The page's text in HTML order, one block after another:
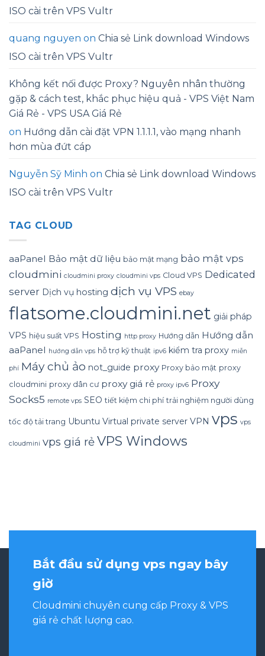
ISO cài trên VPS Vultr
quang nguyen on Chia sẻ Link download Windows
ISO cài trên VPS Vultr
Không kết nối được Proxy? Nguyên nhân thường
gặp & cách test, khắc phục hiệu quả - VPS Việt Nam
Giá Rẻ - VPS USA Giá Rẻ
on Hướng dẫn cài đặt VPN 1.1.1.1, vào mạng nhanh
hơn mùa đứt cáp
Nguyễn Sỹ Minh on Chia sẻ Link download Windows
ISO cài trên VPS Vultr
TAG CLOUD
aaPanel Bảo mật dữ liệu bảo mật mạng bảo mật vps
cloudmini cloudmini proxy cloudmini vps Cloud VPS Dedicated
server Dịch vụ hosting dịch vụ VPS ebay
flatsome.cloudmini.net giải pháp
VPS hiệu suất VPS Hosting http proxy Hướng dẫn Hướng dẫn
aaPanel hướng dẫn vps hỗ trợ kỹ thuật ipv6 kiểm tra proxy miễn
phí Máy chủ ảo not_guide proxy Proxy bảo mật proxy
cloudmini proxy dân cư proxy giá rẻ proxy ipv6 Proxy
Socks5 remote vps SEO tiết kiệm chi phí trải nghiệm người dùng
tốc độ tải trang Ubuntu Virtual private server VPN vps vps
cloudmini vps giá rẻVPS Windows
Bắt đầu sử dụng vps ngay bây
giờ
Cloudmini chuyên cung cấp Proxy & VPS
giá rẻ chất lượng cao.